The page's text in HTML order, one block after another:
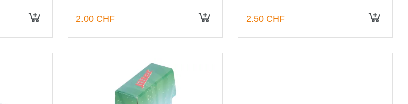
2.00 CHF 2.50 CHF